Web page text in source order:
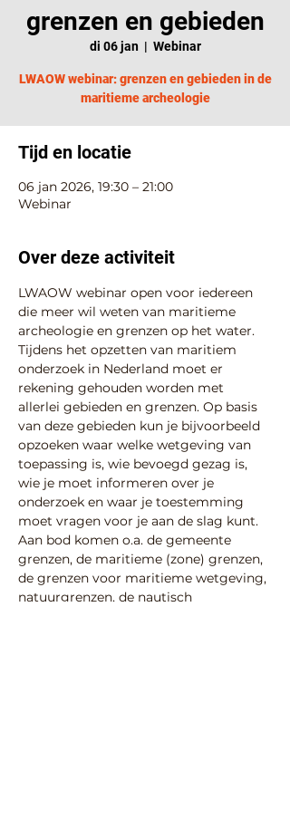
grenzen en gebieden
di 06 jan
  |
Webinar
LWAOW webinar: grenzen en gebieden in de
maritieme archeologie
Tijd en locatie
06 jan 2026, 19:30 – 21:00
Webinar
Over deze activiteit
LWAOW webinar open voor iedereen
die meer wil weten van maritieme
archeologie en grenzen op het water.
Tijdens het opzetten van maritiem
onderzoek in Nederland moet er
rekening gehouden worden met
allerlei gebieden en grenzen. Op basis
van deze gebieden kun je bijvoorbeeld
opzoeken waar welke wetgeving van
toepassing is, wie bevoegd gezag is,
wie je moet informeren over je
onderzoek en waar je toestemming
moet vragen voor je aan de slag kunt.
Aan bod komen o.a. de gemeente
grenzen, de maritieme (zone) grenzen,
de grenzen voor maritieme wetgeving,
natuurgrenzen, de nautisch